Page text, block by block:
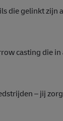
die gelinkt zijn
casting die
– jij